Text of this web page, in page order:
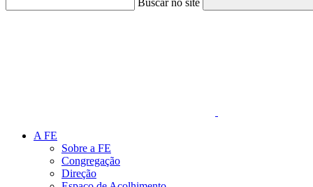
Buscar no site
A FE
Sobre a FE
Congregação
Direção